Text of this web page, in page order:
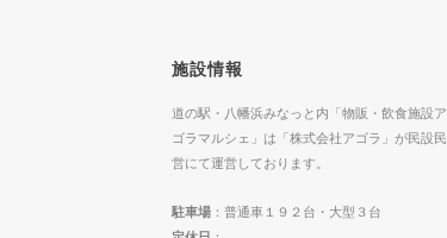
施設情報
道の駅・八幡浜みなっと内「物販・飲食施設ア
ゴラマルシェ」は「株式会社アゴラ」が民設民
営にて運営しております。
駐車場 ：普通車１９２台・大型３台